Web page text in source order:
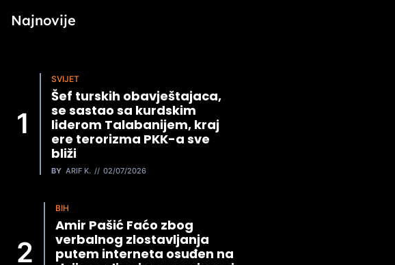
Najnovije
SVIJET
Šef turskih obavještajaca,
se sastao sa kurdskim
liderom Talabanijem, kraj
ere terorizma PKK-a sve
bliži
BY ARIF K. 02/07/2026
BIH
Amir Pašić Faćo zbog
verbalnog zlostavljanja
putem interneta osuđen na